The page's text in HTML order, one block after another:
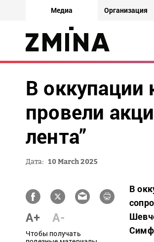
Медиа Организация
В
провели
лента”
Дата: 10 March 2025
A+ A-
Чтобы получать
В